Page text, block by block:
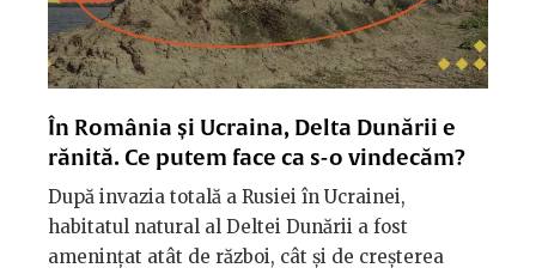
În România și Ucraina, Delta Dunării e
rănită. Ce putem face ca s-o vindecăm?
După invazia totală a Rusiei în Ucrainei,
habitatul natural al Deltei Dunării a fost
amenințat atât de război, cât și de creșterea